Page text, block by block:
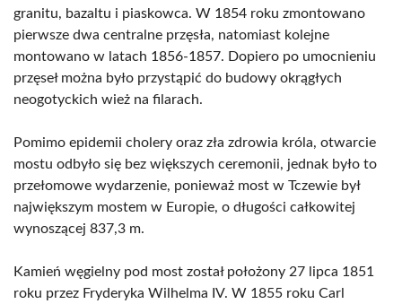
granitu, bazaltu i piaskowca. W 1854 roku zmontowano
pierwsze dwa centralne przęsła, natomiast kolejne
montowano w latach 1856-1857. Dopiero po umocnieniu
przęseł można było przystąpić do budowy okrągłych
neogotyckich wież na filarach.
Pomimo epidemii cholery oraz zła zdrowia króla, otwarcie
mostu odbyło się bez większych ceremonii, jednak było to
przełomowe wydarzenie, ponieważ most w Tczewie był
największym mostem w Europie, o długości całkowitej
wynoszącej 837,3 m.
Kamień węgielny pod most został położony 27 lipca 1851
roku przez Fryderyka Wilhelma IV. W 1855 roku Carl